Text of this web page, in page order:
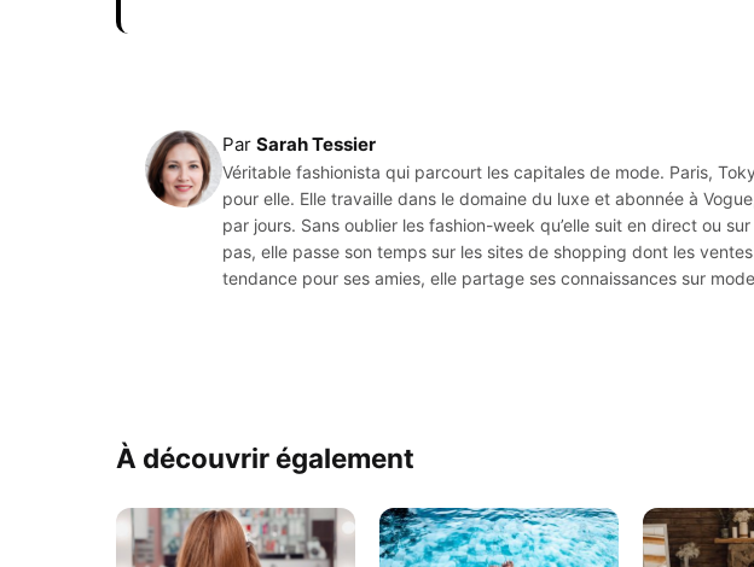
Par Sarah Tessier
Véritable fashionista qui parcourt les capitales de mode. Paris,
pour elle. Elle travaille dans le domaine du luxe et abonnée à
par jours. Sans oublier les fashion-week qu’elle suit en direct ou
pas, elle passe son temps sur les sites de shopping dont les
tendance pour ses amies, elle partage ses connaissances sur
À découvrir également